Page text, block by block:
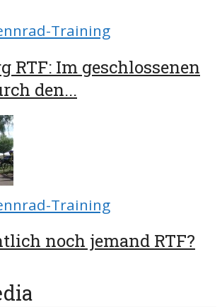
Training
RTF: Im geschlossenen
den...
Training
noch jemand RTF?